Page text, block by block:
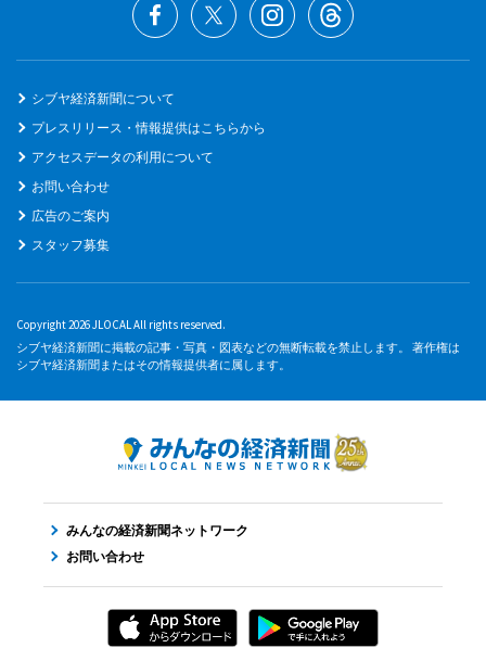
シブヤ経済新聞について
プレスリリース・情報提供はこちらから
アクセスデータの利用について
お問い合わせ
広告のご案内
スタッフ募集
Copyright 2026 JLOCAL All rights reserved.
シブヤ経済新聞に掲載の記事・写真・図表などの無断転載を禁止します。 著作権は
シブヤ経済新聞またはその情報提供者に属します。
みんなの経済新聞ネットワーク
お問い合わせ